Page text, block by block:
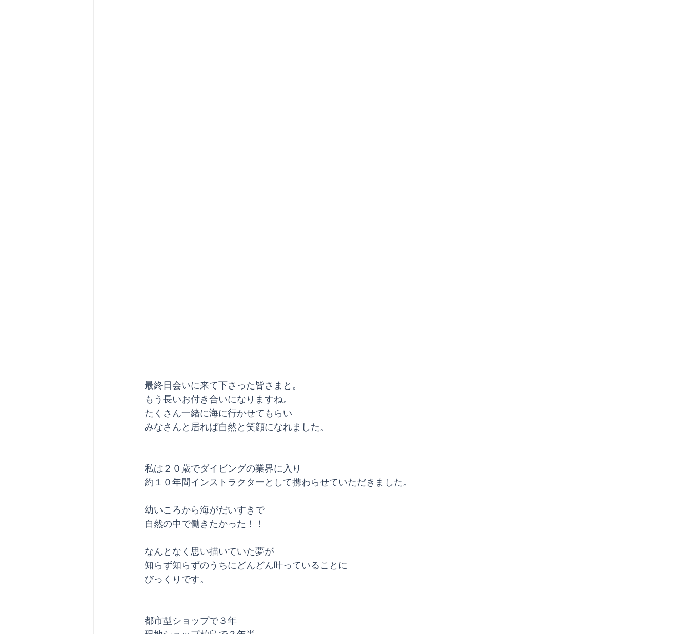
最終日会いに来て下さった皆さまと。
もう長いお付き合いになりますね。
たくさん一緒に海に行かせてもらい
みなさんと居れば自然と笑顔になれました。
私は２０歳でダイビングの業界に入り
約１０年間インストラクターとして携わらせていただきました。
幼いころから海がだいすきで
自然の中で働きたかった！！
なんとなく思い描いていた夢が
知らず知らずのうちにどんどん叶っていることに
びっくりです。
都市型ショップで３年